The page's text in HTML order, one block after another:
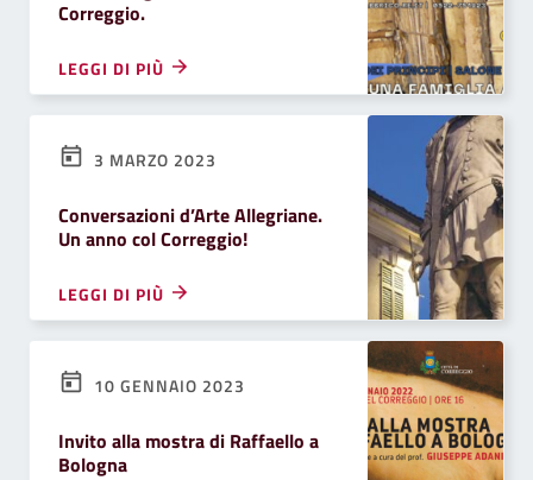
Correggio.
LEGGI DI PIÙ
3 MARZO 2023
Conversazioni d’Arte Allegriane.
Un anno col Correggio!
LEGGI DI PIÙ
10 GENNAIO 2023
Invito alla mostra di Raffaello a
Bologna